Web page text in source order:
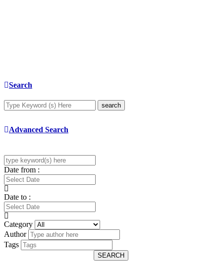
Search
search
Advanced Search
Date from :
Date to :
Category
Author
Tags
SEARCH